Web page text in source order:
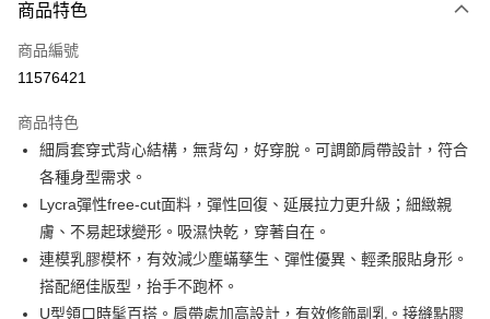
信用卡一次付款
信用卡分期付款
合作金庫商業銀行
華南商業銀行
彰化商業銀行
上海商業儲蓄銀行
國泰世華商業銀行
兆豐國際商業銀行
臺灣中小企業銀行
台中商業銀行
匯豐（台灣）商業銀行
華泰商業銀行
聯邦商業銀行
遠東國際商業銀行
元大商業銀行
6 期 0 利率 每期
華南商業銀行
上海商業儲蓄銀行
台北富邦商業銀行
國泰世華商業銀行
兆豐國際商業銀行
臺灣中小企業銀行
台中商業銀行
匯豐（台灣）商業銀行
聯邦商業銀行
遠東國際商業銀行
超商取貨付款
LINE Pay
Apple Pay
街口支付
商品特色
商品編號
11576421
商品特色
細肩套穿式背心結構，無背勾，好穿脫。可調節肩帶設計，符合
各種身型需求。
Lycra彈性free-cut面料，彈性回復、延展拉力更升級；細緻親
膚、不易起球變形。吸濕快乾，穿著自在。
連模乳膠模杯，有效減少塵蟎孳生、彈性優異、輕柔服貼身形。​
搭配絕佳版型，抬手不跑杯。
U型領口時髦百搭。肩帶處加高設計，有效修飾副乳。接縫點膠